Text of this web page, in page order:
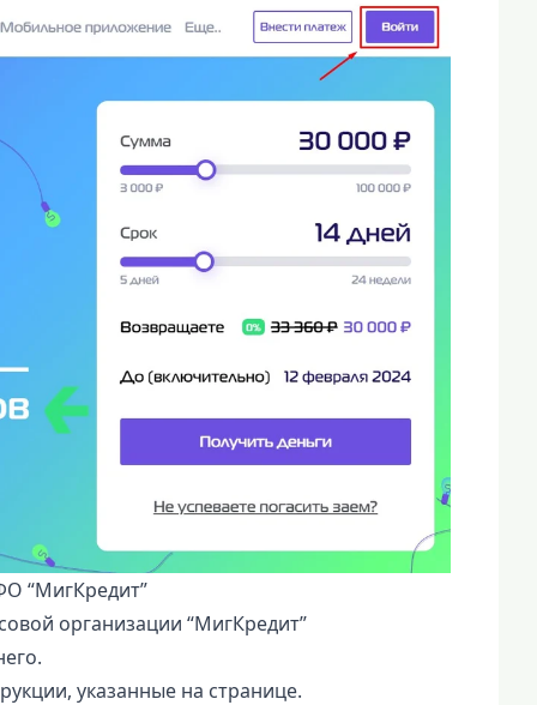
“МигКредит”
организации “МигКредит”
указанные на странице.